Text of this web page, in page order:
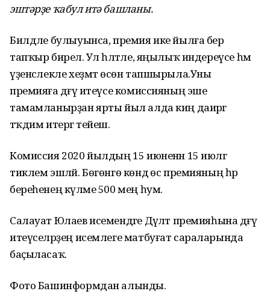
эштәрҙе ҡабул итә башланы.
Билдәле булыуынса, премия ике йылға бер
тапҡыр бирелә. Ул һәләтле, яңылыҡ индереүсе һәм
үҙенсәлекле хеҙмәт өсөн тапшырыла.Уны
премияға дәғүә итеүсе комиссияның эше
тамамланырҙан ярты йыл алда киң даирәгә
тәҡдим итергә тейеш.
Комиссия 2020 йылдың 15 июненән 15 июлгә
тиклем эшләй. Бөгөнгө көндә өс премияның һәр
береһенең күләме 500 мең һум.
Салауат Юлаев исемендәге Дәүләт премияһына дәғүә
итеүселәрҙең исемлеге матбуғат сараларында
баҫыласаҡ.
Фото Башинформдан алынды.